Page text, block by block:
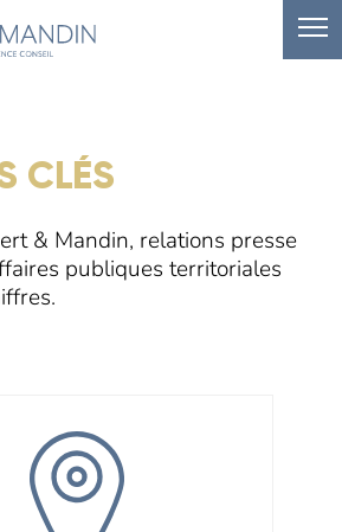
CLÉS
& Mandin, relations presse
publiques territoriales